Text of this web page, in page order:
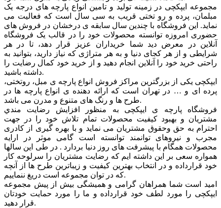
مجموعه ایپکچی در زمینه تولید و تامین انواع پارچه های درجه یک
مبلمان، پرده و رو تختی قریب به سی سال است که فعالیت می
نماید. این فروشگاه با چندین سال سابقه ی درخشان در فروش های
حضوری امروزه توانسته محصولات خود را در قالب یک فروشگاه
آنلاین در معرض دید شما خریداران عزیز قرار دهد، تا در هر
شرایطی و از هر کجای دنیا و به هر متراژی که نیاز دارید، بتوانید به
راحتی خرید خود را آنلاین انجام دهید و از خرید خود کمال رضایت را
داشته باشید.
ایپکچی یکی از بزرگترین مراکز فروش انواع پارچه ی مبل، روتختی،
پرده ای و … در تهران است که ارائه دهنده ی انواع پارچه ها در
طرح ها و رنگ های متنوع و مدرن می باشد.
فروشگاه پارچه ی ایپکچی به منظور افزايش رضايت مندي
مشتريان و بهبود کيفيت محصولات تمام تلاش خود را در جهت
احترام به حق وحقوق مشتريان می نماید و با بهره گیری از کادری
مجرب و نیروهای توانمند توانسته است گامی موثر در ارايه
محصولات همگام با پیشرفت های روز دنیا بردارد . در طی این سالها
همواره سعی بر این داشته ایم که رضایت مشتریان را سرلوحه کار
خود قرارداده و در انتخاب بهترین کیفیت و زیباترین طرح ها از آنچه
که در توان مجموعه است دریغ ننماییم.
امید است شما همراهان گرامی و همیشگی بیش از پیش مجموعه
ایپکچی را مورد لطف خود قرارداده و ما را مورد حمایت خودتان
قرار دهید.